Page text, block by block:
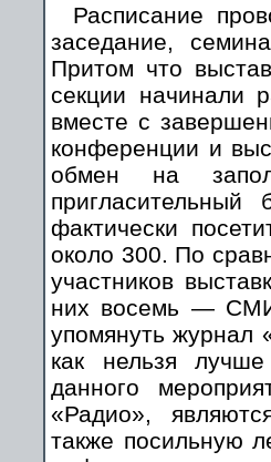
Расписание
заседание,
Притом что
секции начинали
вместе с
конференции и
обмен на
фактически
около 300. По
участников
них восемь —
упомянуть журнал
как нельзя
данного
«Радио»,
также посильную